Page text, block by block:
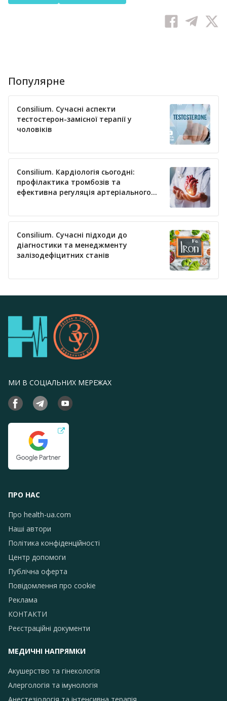
Популярне
Consilium. Сучасні аспекти
тестостерон-замісної терапії у
чоловіків
Consilium. Кардіологія сьогодні:
профілактика тромбозів та
ефективна регуляція артеріального
Consilium. Сучасні підходи до
діагностики та менеджменту
залізодефіцитних станів
МИ В СОЦІАЛЬНИХ МЕРЕЖАХ
ПРО НАС
Про health-ua.com
Наші автори
Політика конфіденційності
Центр допомоги
Публічна оферта
Повідомлення про сookie
Реклама
КОНТАКТИ
Реєстраційні документи
МЕДИЧНІ НАПРЯМКИ
Акушерство та гінекологія
Алергологія та імунологія
Анестезіологія та інтенсивна терапія